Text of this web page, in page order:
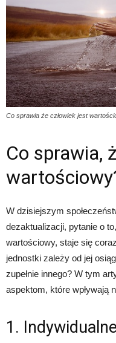
Co sprawia że człowiek jest
Co sprawia,
W dzisiejszym
dezaktualizacji, pytanie o
wartościowy, staje się
jednostki zależy od jej
zupełnie innego? W tym
aspektom, które wpływają
1.